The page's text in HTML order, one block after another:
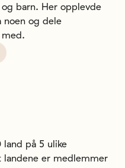
barn. Her opplevde
noen og dele
med.
på 5 ulike
er medlemmer